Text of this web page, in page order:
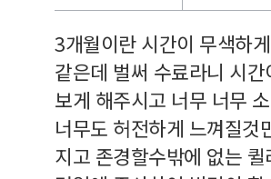
3개월이란 시간이 무색하
같은데 벌써 수료라니 시
보게 해주시고 너무 너무
너무도 허전하게 느껴질것
지고 존경할수밖에 없는